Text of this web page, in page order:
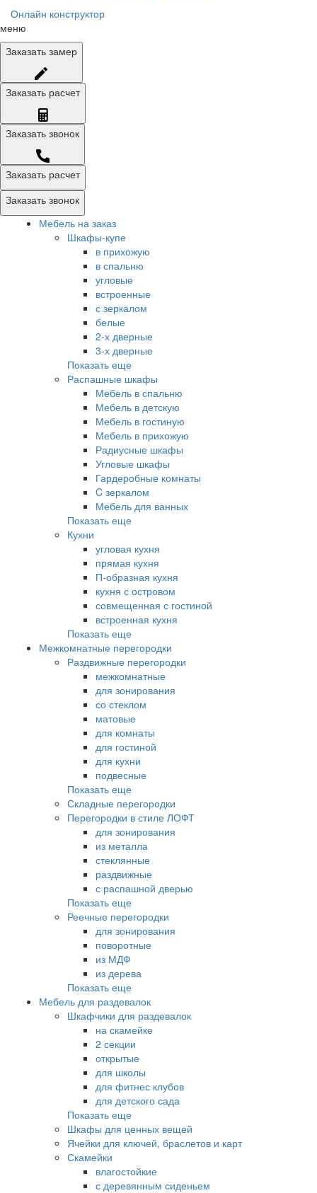
Онлайн конструктор
меню
Заказать замер
Заказать расчет
Заказать звонок
Заказать расчет
Заказать звонок
Мебель на заказ
Шкафы-купе
в прихожую
в спальню
угловые
встроенные
с зеркалом
белые
2-х дверные
3-х дверные
Показать еще
Распашные шкафы
Мебель в спальню
Мебель в детскую
Мебель в гостиную
Мебель в прихожую
Радиусные шкафы
Угловые шкафы
Гардеробные комнаты
C зеркалом
Мебель для ванных
Показать еще
Кухни
угловая кухня
прямая кухня
П-образная кухня
кухня с островом
совмещенная с гостиной
встроенная кухня
Показать еще
Межкомнатные перегородки
Раздвижные перегородки
межкомнатные
для зонирования
со стеклом
матовые
для комнаты
для гостиной
для кухни
подвесные
Показать еще
Складные перегородки
Перегородки в стиле ЛОФТ
для зонирования
из металла
стеклянные
раздвижные
с распашной дверью
Показать еще
Реечные перегородки
для зонирования
поворотные
из МДФ
из дерева
Показать еще
Мебель для раздевалок
Шкафчики для раздевалок
на скамейке
2 секции
открытые
для школы
для фитнес клубов
для детского сада
Показать еще
Шкафы для ценных вещей
Ячейки для ключей, браслетов и карт
Скамейки
влагостойкие
с деревянным сиденьем